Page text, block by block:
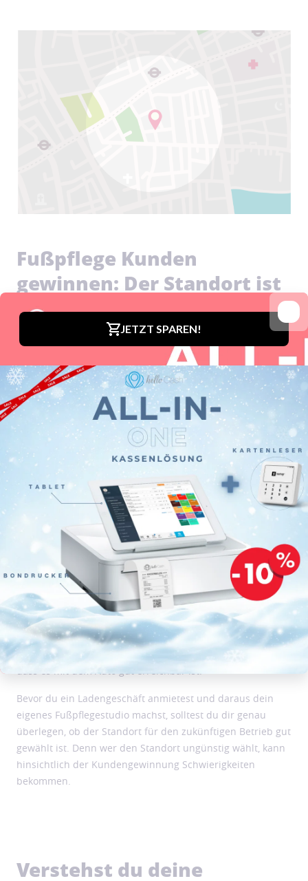
Fußpflege Kunden
gewinnen: Der Standort ist
das A und O
Auch offline gibt es einige Dinge zu beachten. So ist eine
ausführliche Standortanalyse etwa sehr wichtig, um deine
Konkurrenz im Auge zu haben, mögliche Laufkundschaft
akquirieren zu können oder die Fixkosten gering zu halten.
Das solltest du bei der Standortwahl beachten:
Höhe der Mietkosten:
Stehen die Kosten für die Miete
deines Studios im Verhältnis zu den möglichen
Einnahmen? Liegt dein Studio z. B. in einer Fußgängerzone,
kann die Miete ruhig etwas höher sein, da die
Wahrscheinlichkeit steigt, dass Laufkundschaft in deinen
Laden kommt und du hierdurch neueFußpflege Kunden
kannst.
Konkurrenz:Wo befinden sich ggf. weitere
Fußpflegestudios?
Lage des Studios:
Handelt es sich beim Standort des
Studios um eine Stadt oder ein dörfliches Gebiet? Falls dein
Studio in einer Kleinstadt liegt, solltest du darauf achten,
dass es mit dem Auto gut erreichbar ist.
Bevor du ein Ladengeschäft anmietest und daraus dein
eigenes Fußpflegestudio machst, solltest du dir genau
überlegen, ob der Standort für den zukünftigen Betrieb gut
gewählt ist. Denn wer den Standort ungünstig wählt, kann
hinsichtlich der Kundengewinnung Schwierigkeiten
bekommen.
Verstehst du deine